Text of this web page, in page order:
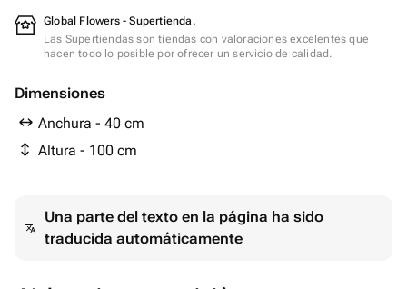
Global Flowers - Supertienda.
Las Supertiendas son tiendas con valoraciones excelentes que
hacen todo lo posible por ofrecer un servicio de calidad.
Dimensiones
Anchura - 40 cm
Altura - 100 cm
Una parte del texto en la página ha sido
traducida automáticamente